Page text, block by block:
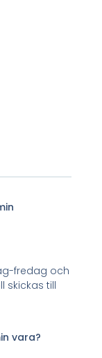
fredag och
skickas till
vara?